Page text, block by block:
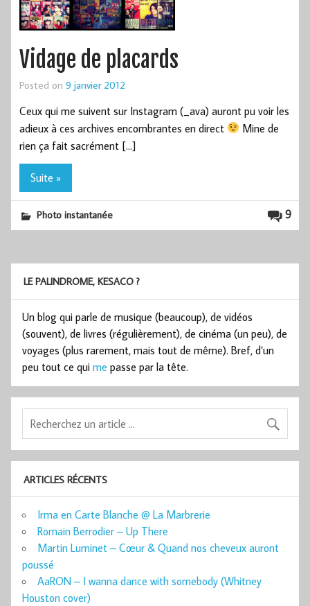
Vidage de placards
Posted on 9 janvier 2012
Ceux qui me suivent sur Instagram (_ava) auront pu voir les
adieux à ces archives encombrantes en direct
Mine de
rien ça fait sacrément […]
Suite »
9
Photo instantanée
LE PALINDROME, KESACO ?
Un blog qui parle de musique (beaucoup), de vidéos
(souvent), de livres (régulièrement), de cinéma (un peu), de
voyages (plus rarement, mais tout de même). Bref, d’un
peu tout ce qui me passe par la tête.
ARTICLES RÉCENTS
Irma en Carte Blanche @ La Marbrerie
Romain Berrodier – Up There
Martin Luminet – Cœur & Quand nos cheveux auront
poussé
AaRON – I wanna dance with somebody (Whitney
Houston cover)